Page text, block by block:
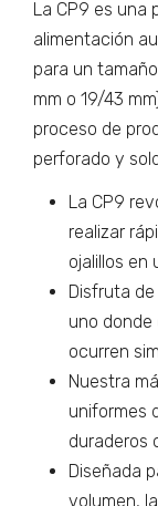
La CP9 es una
alimentación
para un
mm o 19/43
proceso de
perforado y
La CP9
realizar
ojalillos en
Disfruta
uno
ocurren
Nuestra
uniformes
duraderos
Diseñada
volumen,